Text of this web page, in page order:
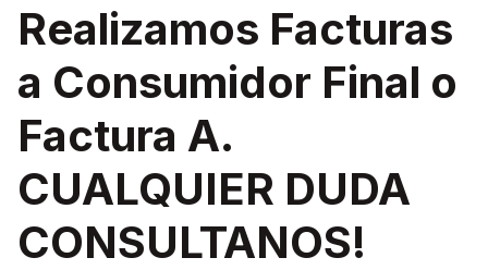
Realizamos Facturas
a Consumidor Final o
Factura A.
CUALQUIER DUDA
CONSULTANOS!